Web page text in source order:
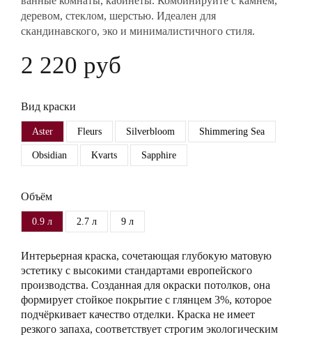
деревом, стеклом, шерстью. Идеален для
скандинавского, эко и минималистичного стиля.
2 220 руб
Вид краски
Aster Fleurs Silverbloom Shimmering Sea
Obsidian Kvarts Sapphire
Объём
0.9 л 2.7 л 9 л
Интерьерная краска, сочетающая глубокую матовую
эстетику с высокими стандартами европейского
производства. Созданная для окраски потолков, она
формирует стойкое покрытие с глянцем 3%, которое
подчёркивает качество отделки. Краска не имеет
резкого запаха, соответствует строгим экологическим